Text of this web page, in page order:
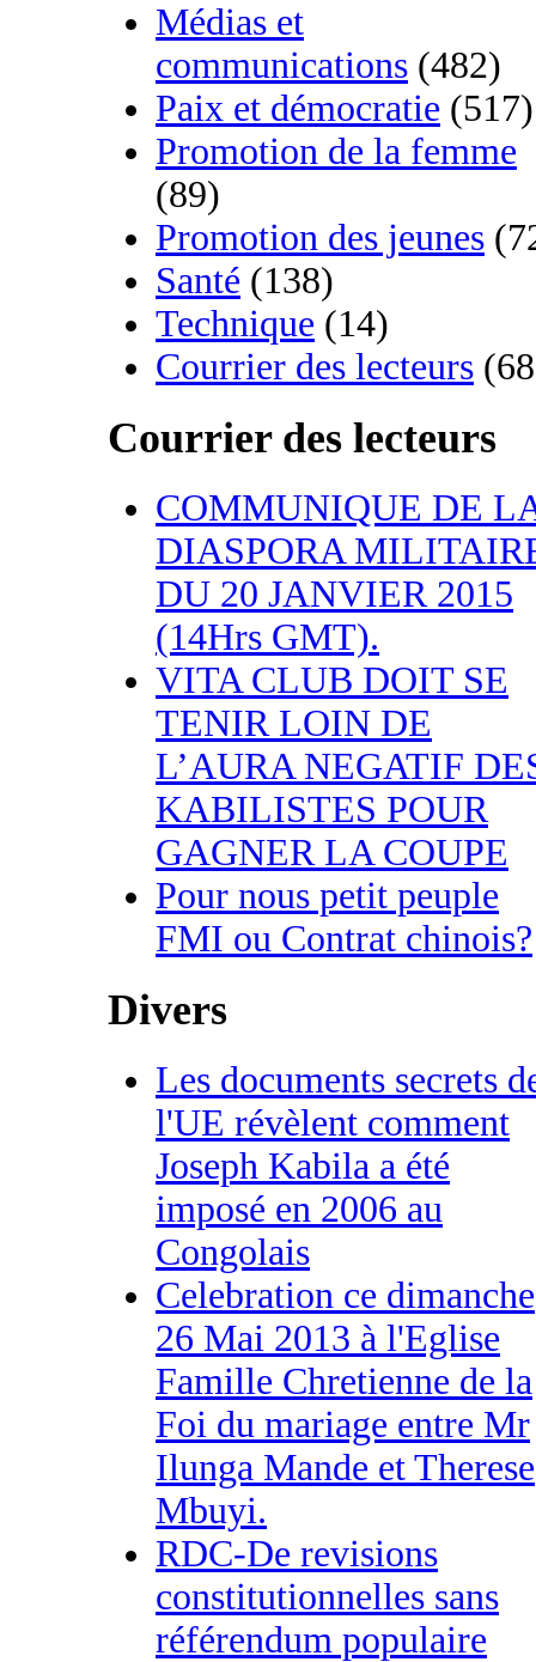
Médias et
communications (482)
Paix et démocratie (517)
Promotion de la femme
(89)
Promotion des jeunes
Santé (138)
Technique (14)
Courrier des lecteurs
Courrier des lecteurs
COMMUNIQUE DE
DIASPORA
DU 20 JANVIER 2015
(14Hrs GMT).
VITA CLUB DOIT SE
TENIR LOIN DE
L’AURA NEGATIF
KABILISTES POUR
GAGNER LA COUPE
Pour nous petit peuple
FMI ou Contrat chinois?
Divers
Les documents secrets
l'UE révèlent comment
Joseph Kabila a été
imposé en 2006 au
Congolais
Celebration ce dimanche
26 Mai 2013 à l'Eglise
Famille Chretienne de la
Foi du mariage entre Mr
Ilunga Mande et Therese
Mbuyi.
RDC-De revisions
constitutionnelles sans
référendum populaire